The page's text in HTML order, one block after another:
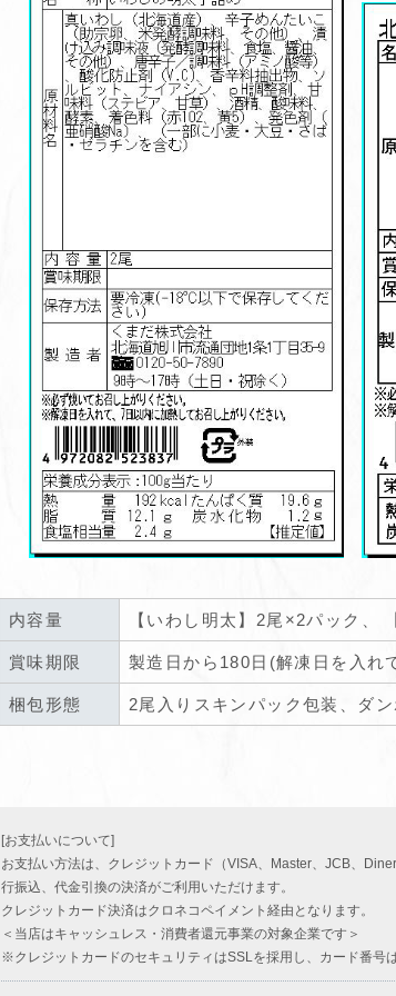
内容量 【いわし明太】2尾×2パック、
賞味期限 製造日から180日(解凍日を入れ
梱包形態 2尾入りスキンパック包装、ダン
[お支払いについて]
お支払い方法は、クレジットカード（VISA、Master、JCB、
行振込、代金引換の決済がご利用いただけます。
クレジットカード決済はクロネコペイメント経由となります。
＜当店はキャッシュレス・消費者還元事業の対象企業です＞
※クレジットカードのセキュリティはSSLを採用し、カード番号